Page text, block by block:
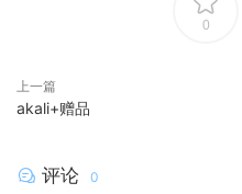
0
上一篇
akali+赠品
评论 0